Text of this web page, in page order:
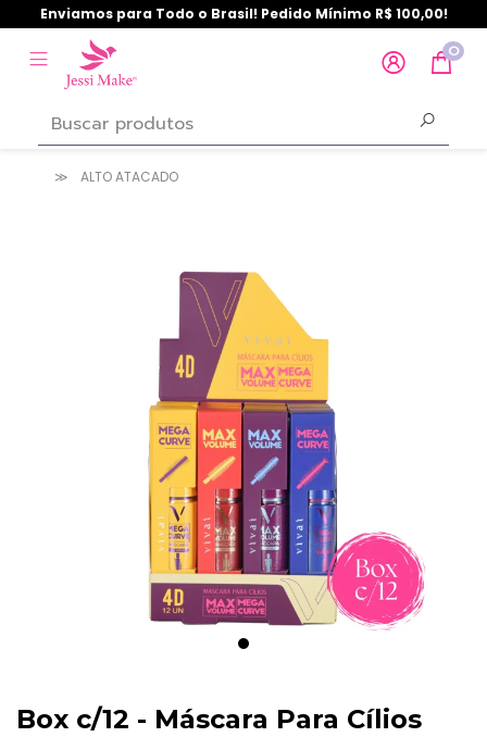
Enviamos para Todo o Brasil! Pedido Mínimo R$ 100,00!
0
ALTO ATACADO
Box c/12 - Máscara Para Cílios